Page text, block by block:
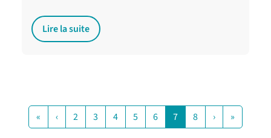
Lire la suite
« ‹ 2 3 4 5 6 7 8 › »